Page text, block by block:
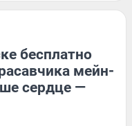
бесплатно
мейн-
сердце —